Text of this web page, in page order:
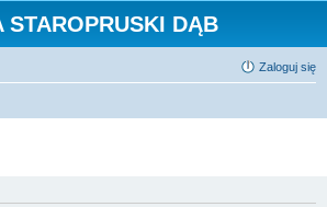
STAROPRUSKI DĄB
Zaloguj się